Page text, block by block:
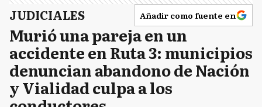
JUDICIALES Añadir como fuente en
Murió una pareja en un
accidente en Ruta 3: municipios
denuncian abandono de Nación
y Vialidad culpa a los